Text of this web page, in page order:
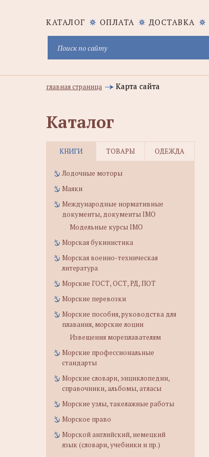
КАТАЛОГ ОПЛАТА ДОСТАВКА
главная страница Карта сайта
Каталог
КНИГИ ТОВАРЫ ОДЕЖДА
Лодочные моторы
Маяки
Международные нормативные
документы, документы IMO
Модельные курсы IMO
Морская букинистика
Морская военно-техническая
литература
Морские ГОСТ, ОСТ, РД, ПОТ
Морские перевозки
Морские пособия, руководства для
плавания, морские лоции
Извещения мореплавателям
Морские профессиональные
стандарты
Морские словари, энциклопедии,
справочники, альбомы, атласы
Морские узлы, такелажные работы
Морское право
Морской английский, немецкий
язык (словари, учебники и пр.)